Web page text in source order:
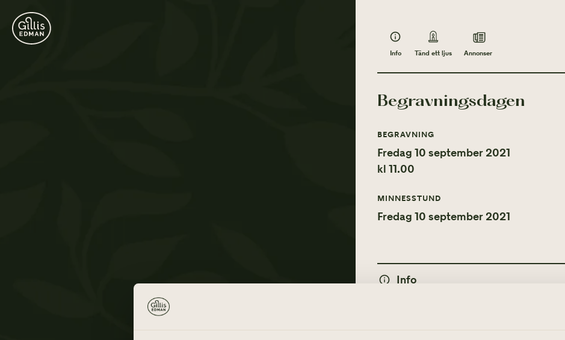
Info Tänd ett ljus Annonser
Begravningsdagen
BEGRAVNING
Fredag 10 september 2021
kl 11.00
MINNESSTUND
Fredag 10 september 2021
Info